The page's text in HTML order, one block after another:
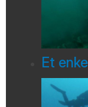
Et